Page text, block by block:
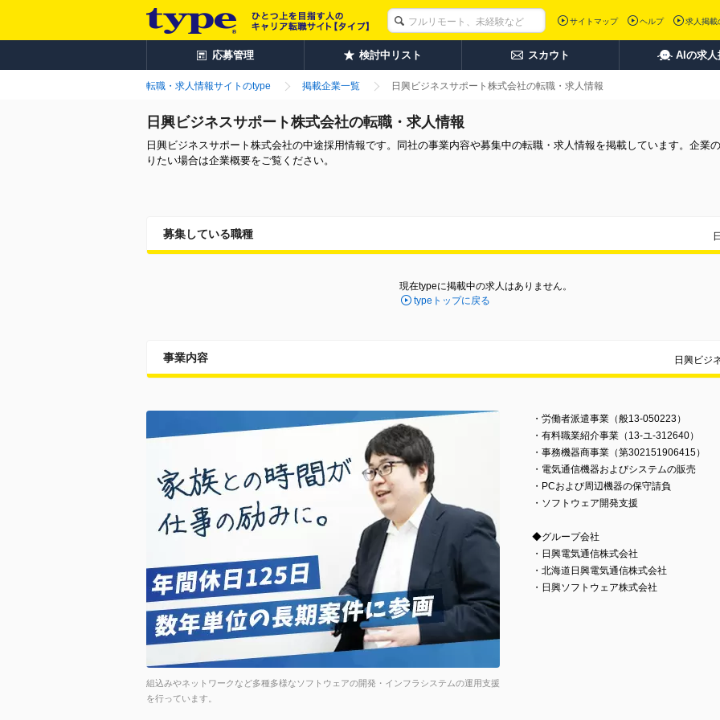
サイトマップ ヘルプ 求人掲載
応募管理 検討中リスト スカウト AIの求人
転職・求人情報サイトのtype 掲載企業一覧 日興ビジネスサポート株式会社の転職・求人情報
日興ビジネスサポート株式会社の転職・求人情報
日興ビジネスサポート株式会社の中途採用情報です。同社の事業内容や募集中の転職・求人情報を掲載しています。企業
りたい場合は企業概要をご覧ください。
募集している職種
現在typeに掲載中の求人はありません。
typeトップに戻る
事業内容 日興ビジ
組込みやネットワークなど多種多様なソフトウェアの開発・インフラシステムの運用支援
を行っています。
・労働者派遣事業（般13-050223）
・有料職業紹介事業（13-ユ-312640）
・事務機器商事業（第302151906415）
・電気通信機器およびシステムの販売
・PCおよび周辺機器の保守請負
・ソフトウェア開発支援
◆グループ会社
・日興電気通信株式会社
・北海道日興電気通信株式会社
・日興ソフトウェア株式会社